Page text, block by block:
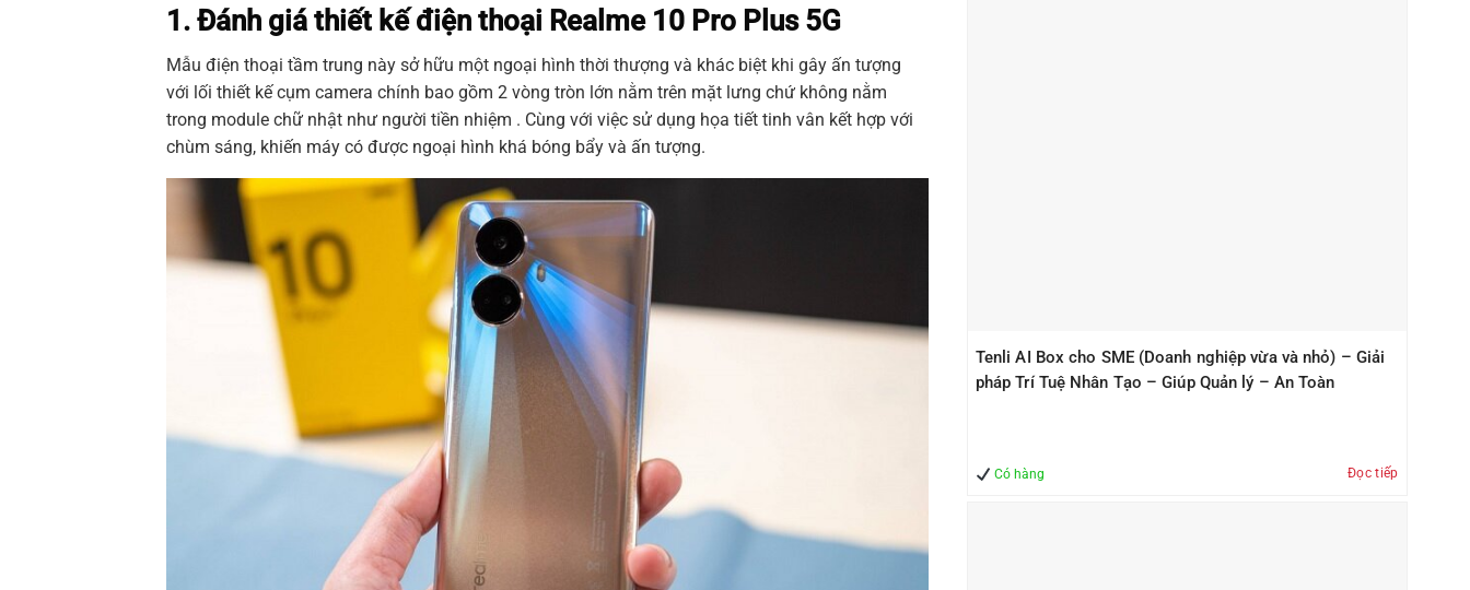
1. Đánh giá thiết kế điện thoại Realme 10 Pro Plus 5G
Mẫu điện thoại tầm trung này sở hữu một ngoại hình thời thượng và khác biệt khi gây ấn tượng
với lối thiết kế cụm camera chính bao gồm 2 vòng tròn lớn nằm trên mặt lưng chứ không nằm
trong module chữ nhật như người tiền nhiệm . Cùng với việc sử dụng họa tiết tinh vân kết hợp với
chùm sáng, khiến máy có được ngoại hình khá bóng bẩy và ấn tượng.
Tenli AI Box cho SME (Doanh nghiệp vừa và nhỏ) – Giải
pháp Trí Tuệ Nhân Tạo – Giúp Quản lý – An Toàn
Có hàng Đọc tiếp